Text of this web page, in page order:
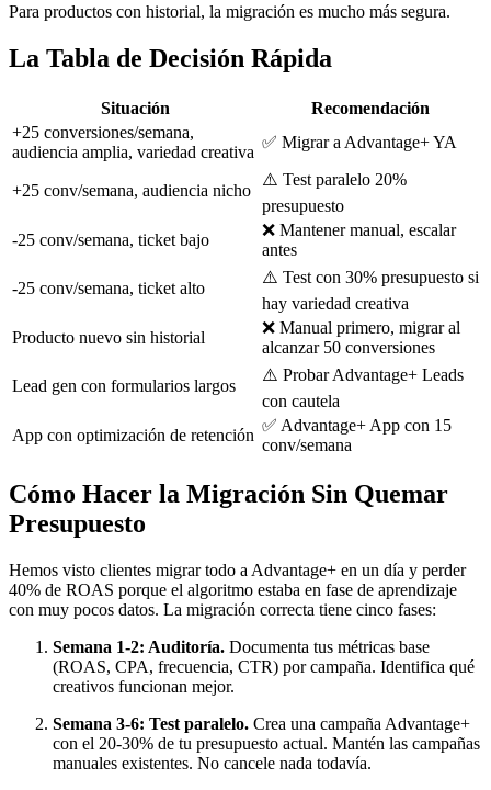
Para productos con historial, la migración es mucho más segura.
La Tabla de Decisión Rápida
Situación
Recomendación
+25 conversiones/semana,
audiencia amplia, variedad creativa
✅ Migrar a Advantage+ YA
+25 conv/semana, audiencia nicho
⚠️ Test paralelo 20%
presupuesto
-25 conv/semana, ticket bajo
❌ Mantener manual, escalar
antes
-25 conv/semana, ticket alto
⚠️ Test con 30% presupuesto si
hay variedad creativa
Producto nuevo sin historial
❌ Manual primero, migrar al
alcanzar 50 conversiones
Lead gen con formularios largos
⚠️ Probar Advantage+ Leads
con cautela
App con optimización de retención
✅ Advantage+ App con 15
conv/semana
Cómo Hacer la Migración Sin Quemar
Presupuesto
Hemos visto clientes migrar todo a Advantage+ en un día y perder
40% de ROAS porque el algoritmo estaba en fase de aprendizaje
con muy pocos datos. La migración correcta tiene cinco fases:
Semana 1-2: Auditoría. Documenta tus métricas base
(ROAS, CPA, frecuencia, CTR) por campaña. Identifica qué
creativos funcionan mejor.
Semana 3-6: Test paralelo. Crea una campaña Advantage+
con el 20-30% de tu presupuesto actual. Mantén las campañas
manuales existentes. No cancele nada todavía.